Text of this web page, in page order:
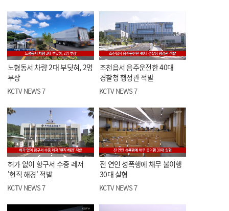
노형동서 차량 2대 부딪혀, 2명
부상
KCTV NEWS 7
조천읍서 음주운전한 40대
경찰청 행정관 적발
KCTV NEWS 7
허가 없이 항구서 수중 레저
'현직 해경' 적발
KCTV NEWS 7
전 연인 성폭행에 채무 불이행
30대 실형
KCTV NEWS 7